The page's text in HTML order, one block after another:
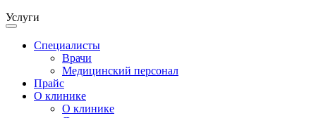
Услуги
Специалисты
Врачи
Медицинский персонал
Прайс
О клинике
О клинике